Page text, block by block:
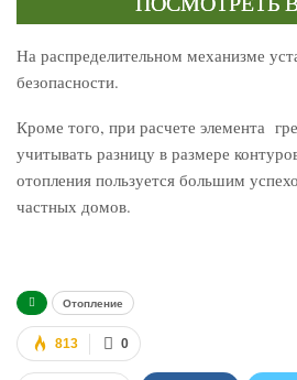
На распределительном механизме
безопасности.
Кроме того, при расчете элемента
учитывать разницу в размере
отопления пользуется большим
частных домов.
Отопление
0
813